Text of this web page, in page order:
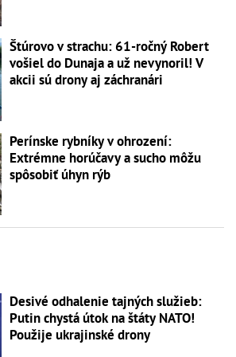
Štúrovo v strachu: 61-ročný Robert
vošiel do Dunaja a už nevynoril! V
akcii sú drony aj záchranári
Perínske rybníky v ohrození:
Extrémne horúčavy a sucho môžu
spôsobiť úhyn rýb
Desivé odhalenie tajných služieb:
Putin chystá útok na štáty NATO!
Použije ukrajinské drony